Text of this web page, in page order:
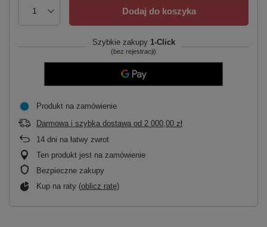
Dodaj do koszyka
Szybkie zakupy 1-Click
(bez rejestracji)
Produkt na zamówienie
Darmowa i szybka dostawa od 2 000,00 zł
14 dni na łatwy zwrot
Ten produkt jest na zamówienie
Bezpieczne zakupy
Kup na raty (oblicz ratę)